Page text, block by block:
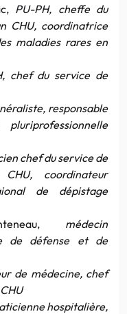
PU-PH, cheffe du
CHU, coordinatrice
maladies rares en
chef du service de
responsable
chef du service de
coordinateur
de dépistage
médecin
de défense et de
de médecine, chef
hospitalière,